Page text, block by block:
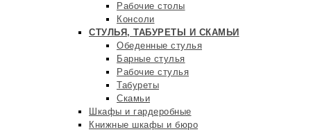
Рабочие столы
Консоли
СТУЛЬЯ, ТАБУРЕТЫ И СКАМЬИ
Обеденные стулья
Барные стулья
Рабочие стулья
Табуреты
Скамьи
Шкафы и гардеробные
Книжные шкафы и бюро